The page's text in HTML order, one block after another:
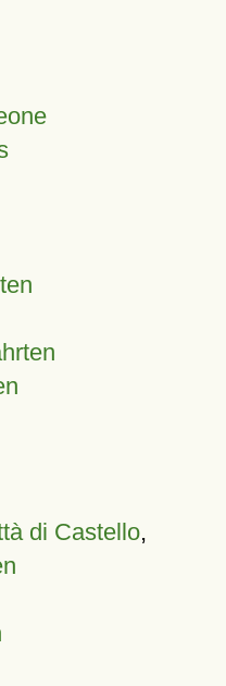
di Castello,